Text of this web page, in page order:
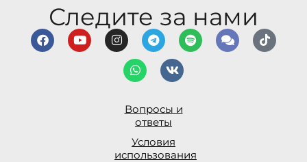
Следите за нами
Вопросы и
ответы
Условия
использования